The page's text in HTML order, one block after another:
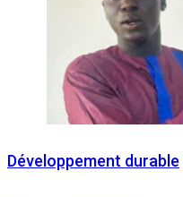
Développement durable